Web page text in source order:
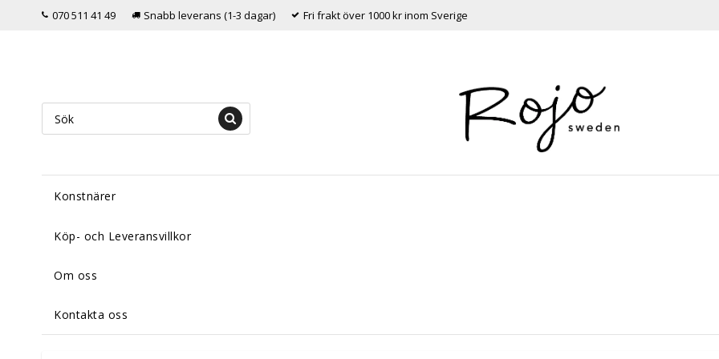
070 511 41 49 Snabb leverans (1-3 dagar) Fri frakt över 1000 kr inom Sverige
Konstnärer
Köp- och Leveransvillkor
Om oss
Kontakta oss